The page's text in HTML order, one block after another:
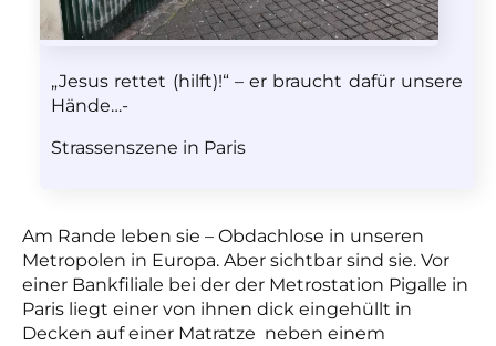
„Jesus rettet (hilft)!“ – er braucht dafür unsere
Hände…-
Strassenszene in Paris
Am Rande leben sie – Obdachlose in unseren
Metropolen in Europa. Aber sichtbar sind sie. Vor
einer Bankfiliale bei der der Metrostation Pigalle in
Paris liegt einer von ihnen dick eingehüllt in
Decken auf einer Matratze neben einem